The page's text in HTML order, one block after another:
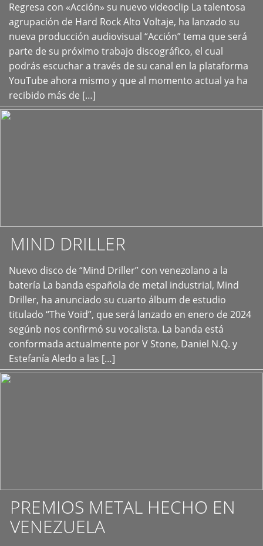
Regresa con «Acción» su nuevo videoclip La talentosa
agrupación de Hard Rock Alto Voltaje, ha lanzado su
nueva producción audiovisual “Acción” tema que será
parte de su próximo trabajo discográfico, el cual
podrás escuchar a través de su canal en la plataforma
YouTube ahora mismo y que al momento actual ya ha
recibido más de […]
+
MIND DRILLER
Nuevo disco de “Mind Driller” con venezolano a la
batería La banda española de metal industrial, Mind
Driller, ha anunciado su cuarto álbum de estudio
titulado “The Void”, que será lanzado en enero de 2024
segúnb nos confirmó su vocalista. La banda está
conformada actualmente por V Stone, Daniel N.Q. y
Estefanía Aledo a las […]
+
PREMIOS METAL HECHO EN
VENEZUELA